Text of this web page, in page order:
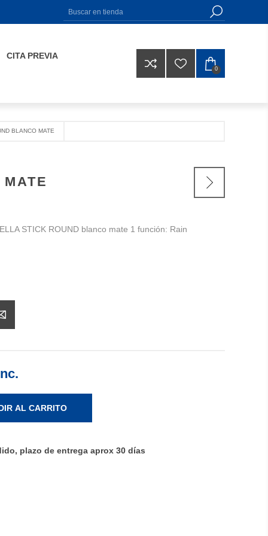
CITA PREVIA
0
BLANCO MATE
STICK ROUND blanco mate 1 función: Rain
AL CARRITO
plazo de entrega aprox 30 días